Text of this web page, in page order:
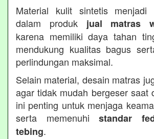
Material kulit sintetis menjadi
dalam produk jual matras
karena memiliki daya tahan
mendukung kualitas bagus
perlindungan maksimal.
Selain material, desain matras
agar tidak mudah bergeser saat
ini penting untuk menjaga
serta memenuhi standar
tebing.